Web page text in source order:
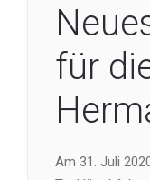
für
Am 31. Juli